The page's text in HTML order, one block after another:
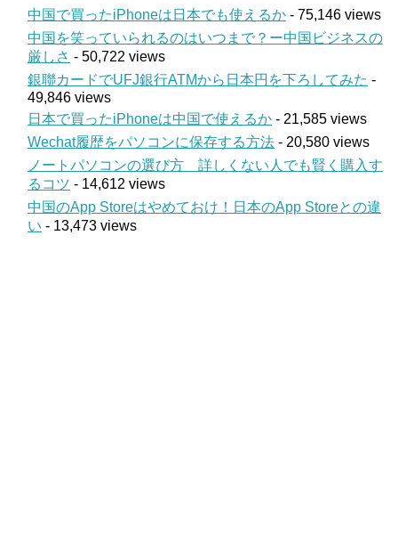
中国で買ったiPhoneは日本でも使えるか - 75,146 views
中国を笑っていられるのはいつまで？ー中国ビジネスの
厳しさ - 50,722 views
銀聯カードでUFJ銀行ATMから日本円を下ろしてみた -
49,846 views
日本で買ったiPhoneは中国で使えるか - 21,585 views
Wechat履歴をパソコンに保存する方法 - 20,580 views
ノートパソコンの選び方 詳しくない人でも賢く購入す
るコツ - 14,612 views
中国のApp Storeはやめておけ！日本のApp Storeとの違
い - 13,473 views